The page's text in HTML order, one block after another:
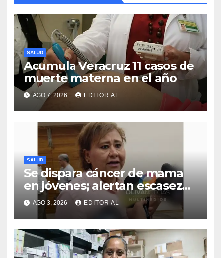
SALUD
Acumula Veracruz 11 casos de
muerte materna en el año
AGO 7, 2026 EDITORIAL
SALUD
Se dispara cáncer de mama
en jóvenes; alertan escasez
intermitente de fármacos
AGO 3, 2026 EDITORIAL